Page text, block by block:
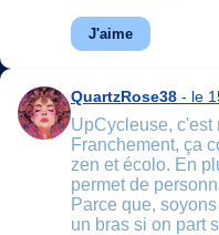
J'aime
QuartzRose38 - le
UpCycleuse, c'est
Franchement, ça
zen et écolo. En
permet de
Parce que,
un bras si on part